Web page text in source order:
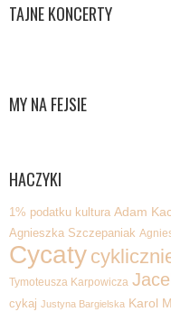
TAJNE KONCERTY
MY NA FEJSIE
HACZYKI
1% podatku kultura Adam
Agnieszka Szczepaniak
Cycaty
Tymoteusza Karpowicza
cykaj Justyna Bargielska Karol